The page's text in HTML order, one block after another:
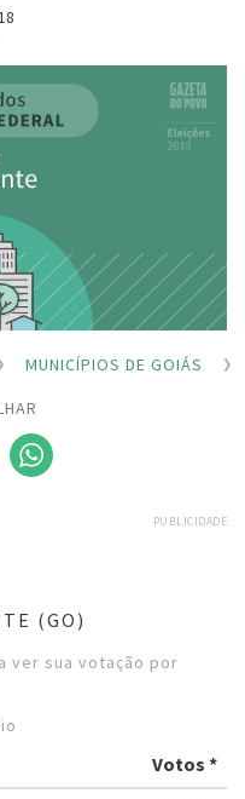
MUNICÍPIOS DE GOIÁS
PUBLICIDADE
(GO)
ver sua votação por
Votos *